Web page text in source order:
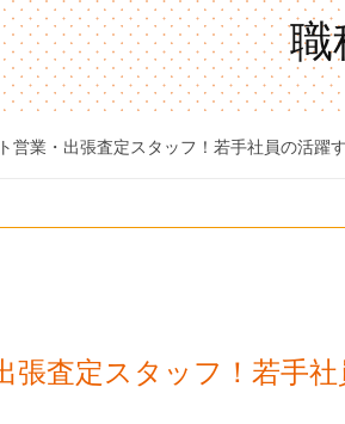
職
営業・出張査定スタッフ！若手社員の活躍
張査定スタッフ！若手